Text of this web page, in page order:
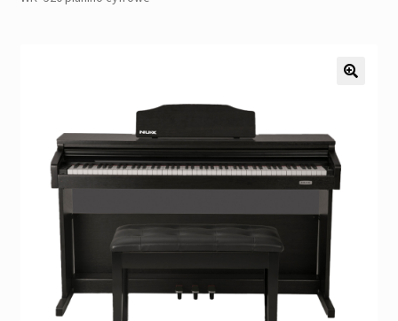
Pozostałe